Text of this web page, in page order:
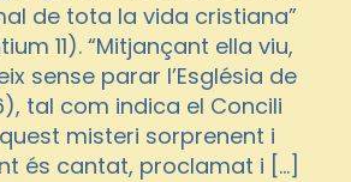
de tota la vida cristiana”
11). “Mitjançant ella viu,
sense parar l’Església de
tal com indica el Concili
misteri sorprenent i
és cantat, proclamat i […]